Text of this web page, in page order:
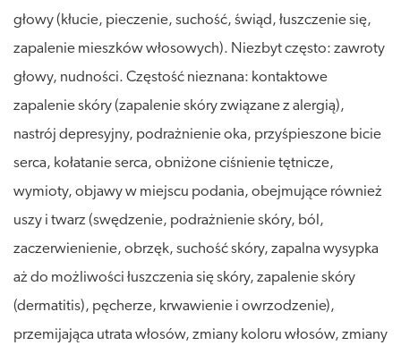
głowy (kłucie, pieczenie, suchość, świąd, łuszczenie się,
zapalenie mieszków włosowych). Niezbyt często: zawroty
głowy, nudności. Częstość nieznana: kontaktowe
zapalenie skóry (zapalenie skóry związane z alergią),
nastrój depresyjny, podrażnienie oka, przyśpieszone bicie
serca, kołatanie serca, obniżone ciśnienie tętnicze,
wymioty, objawy w miejscu podania, obejmujące również
uszy i twarz (swędzenie, podrażnienie skóry, ból,
zaczerwienienie, obrzęk, suchość skóry, zapalna wysypka
aż do możliwości łuszczenia się skóry, zapalenie skóry
(dermatitis), pęcherze, krwawienie i owrzodzenie),
przemijająca utrata włosów, zmiany koloru włosów, zmiany